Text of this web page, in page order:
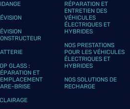
GLASS :
ET
BRISE
RÉPARATION ET
ENTRETIEN DES
VÉHICULES
ÉLECTRIQUES ET
HYBRIDES
NOS PRESTATIONS
POUR LES VÉHICULES
ÉLECTRIQUES ET
HYBRIDES
NOS SOLUTIONS DE
RECHARGE